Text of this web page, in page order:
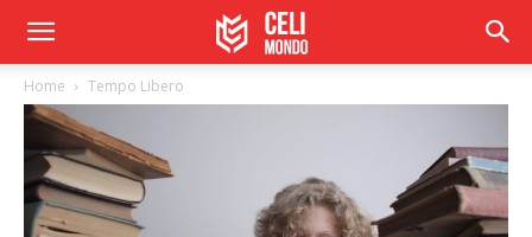
Home Tempo Libero